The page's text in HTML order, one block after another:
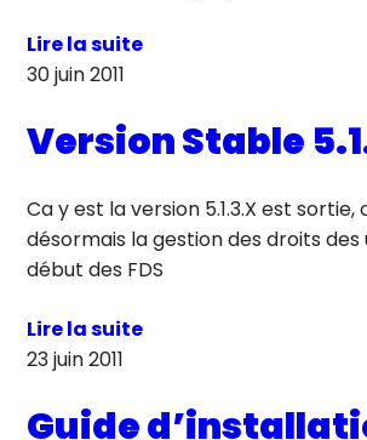
Lire la suite
30 juin 2011
Version Stable
Ca y est la version 5.1.3.X est
désormais la gestion des droits des
début des FDS
Lire la suite
23 juin 2011
Guide